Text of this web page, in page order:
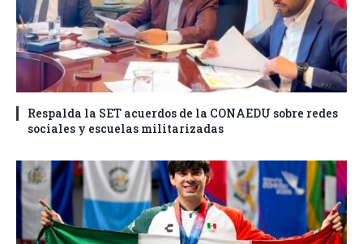
Respalda la SET acuerdos de la CONAEDU sobre redes
sociales y escuelas militarizadas